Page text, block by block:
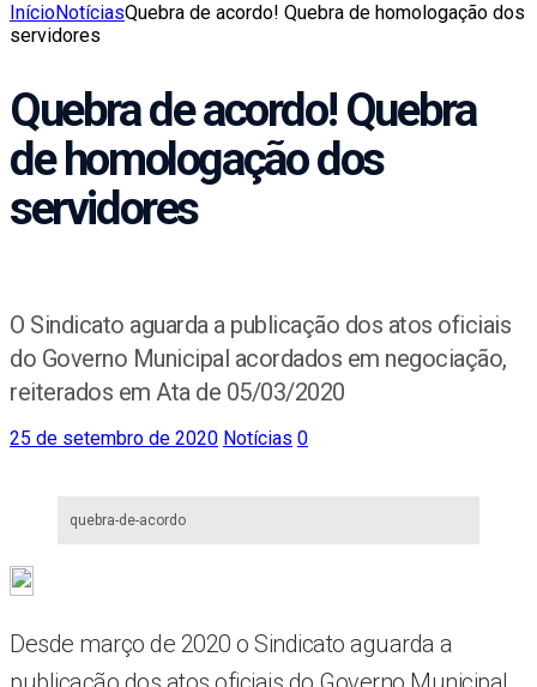
InícioNotíciasQuebra de acordo! Quebra de homologação dos
servidores
Quebra de acordo! Quebra
de homologação dos
servidores
O Sindicato aguarda a publicação dos atos oficiais
do Governo Municipal acordados em negociação,
reiterados em Ata de 05/03/2020
25 de setembro de 2020 Notícias 0
quebra-de-acordo
Desde março de 2020 o Sindicato aguarda a